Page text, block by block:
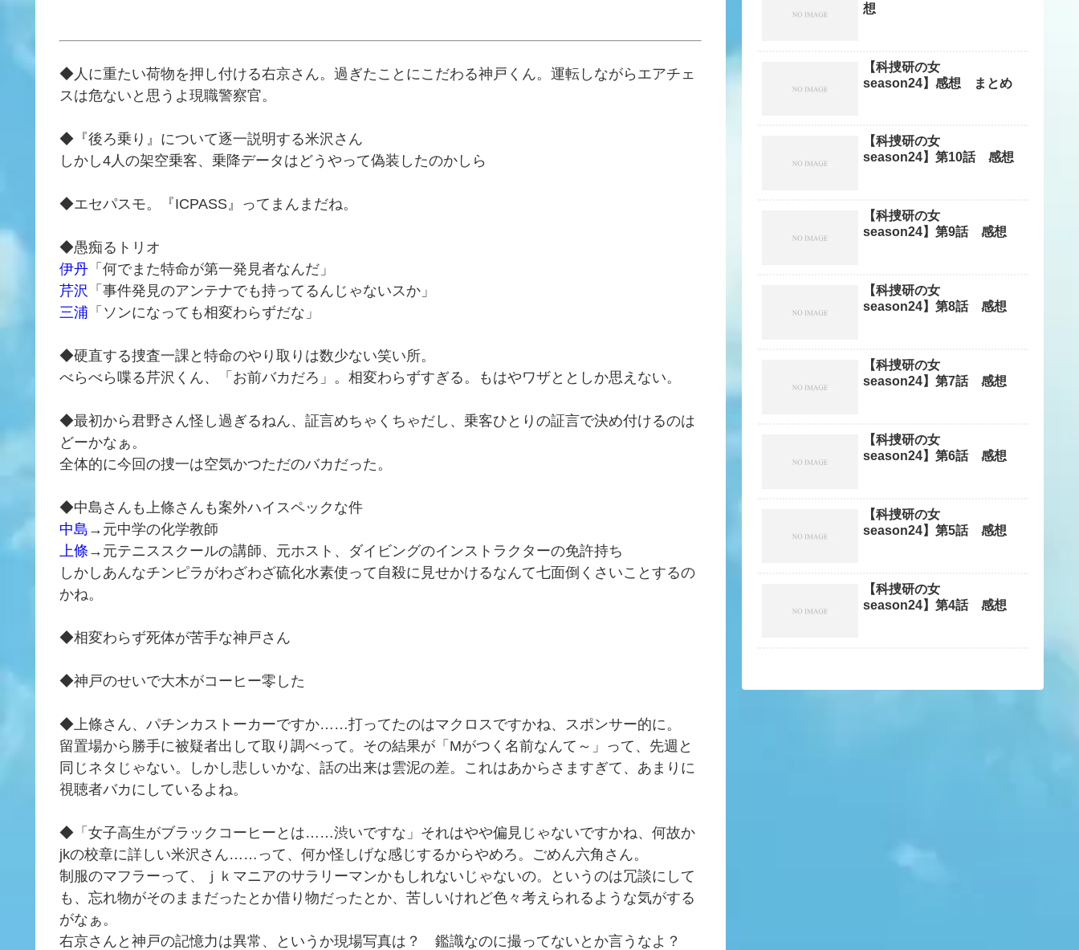
◆人に重たい荷物を押し付ける右京さん。過ぎたことにこだわる神戸くん。運転しながらエアチェ
スは危ないと思うよ現職警察官。
◆『後ろ乗り』について逐一説明する米沢さん
しかし4人の架空乗客、乗降データはどうやって偽装したのかしら
◆エセパスモ。『ICPASS』ってまんまだね。
◆愚痴るトリオ
伊丹 「何でまた特命が第一発見者なんだ」
芹沢 「事件発見のアンテナでも持ってるんじゃないスか」
三浦 「ソンになっても相変わらずだな」
◆硬直する捜査一課と特命のやり取りは数少ない笑い所。
べらべら喋る芹沢くん、「お前バカだろ」。相変わらずすぎる。もはやワザととしか思えない。
◆最初から君野さん怪し過ぎるねん、証言めちゃくちゃだし、乗客ひとりの証言で決め付けるのは
どーかなぁ。
全体的に今回の捜一は空気かつただのバカだった。
◆中島さんも上條さんも案外ハイスペックな件
中島 →元中学の化学教師
上條 →元テニススクールの講師、元ホスト、ダイビングのインストラクターの免許持ち
しかしあんなチンピラがわざわざ硫化水素使って自殺に見せかけるなんて七面倒くさいことするの
かね。
◆相変わらず死体が苦手な神戸さん
◆神戸のせいで大木がコーヒー零した
◆上條さん、パチンカストーカーですか……打ってたのはマクロスですかね、スポンサー的に。
留置場から勝手に被疑者出して取り調べって。その結果が「Mがつく名前なんて～」って、先週と
同じネタじゃない。しかし悲しいかな、話の出来は雲泥の差。これはあからさますぎて、あまりに
視聴者バカにしているよね。
◆「女子高生がブラックコーヒーとは……渋いですな」それはやや偏見じゃないですかね、何故か
jkの校章に詳しい米沢さん……って、何か怪しげな感じするからやめろ。ごめん六角さん。
制服のマフラーって、ｊｋマニアのサラリーマンかもしれないじゃないの。というのは冗談にして
も、忘れ物がそのままだったとか借り物だったとか、苦しいけれど色々考えられるような気がする
がなぁ。
右京さんと神戸の記憶力は異常、というか現場写真は？ 鑑識なのに撮ってないとか言うなよ？
想
【科捜研の女
season24】感想 まとめ
【科捜研の女
season24】第10話 感想
【科捜研の女
season24】第9話 感想
【科捜研の女
season24】第8話 感想
【科捜研の女
season24】第7話 感想
【科捜研の女
season24】第6話 感想
【科捜研の女
season24】第5話 感想
【科捜研の女
season24】第4話 感想